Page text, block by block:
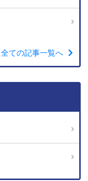
全ての記事一覧へ